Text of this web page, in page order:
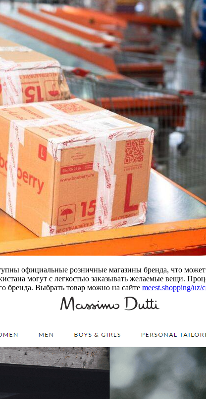
официальные розничные магазины бренда, что
могут с легкостью заказывать желаемые вещи.
бренда. Выбрать товар можно на сайте meest.shopping/uz/